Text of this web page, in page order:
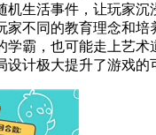
机生活事件，让玩家沉
家不同的教育理念和培
学霸，也可能走上艺术
计极大提升了游戏的